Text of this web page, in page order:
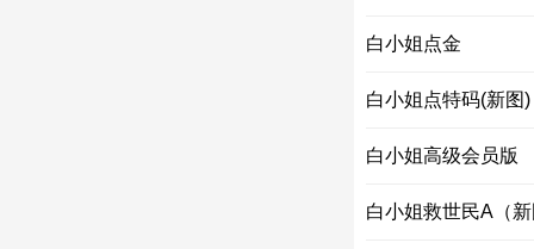
白小姐点金
白小姐点特码(新图)
白小姐高级会员版
白小姐救世民A（新